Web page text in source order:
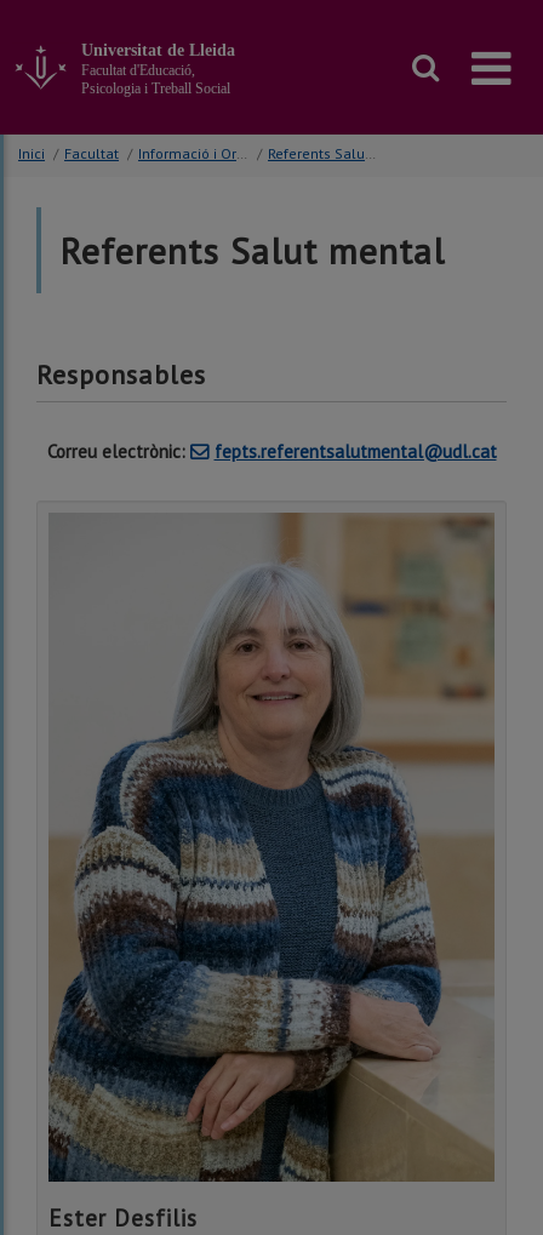
contingut
principal
la
pàgina
Universitat de Lleida
Facultat d'Educació,
Psicologia i Treball Social
Inici / Facultat / Informació i Orientació Estudiantat / Referents Salut mental
Referents Salut mental
Responsables
Correu electrònic: fepts.referentsalutmental@udl.cat
Ester Desfilis